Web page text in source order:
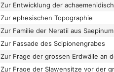
Zur ephesischen Topographie
Zur Familie der Neratii aus Saepinum
Zur Fassade des Scipionengrabes